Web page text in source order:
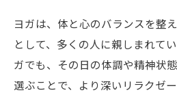
ヨガは、体と心のバランスを整
として、多くの人に親しまれて
ガでも、その日の体調や精神状
選ぶことで、より深いリラクゼ